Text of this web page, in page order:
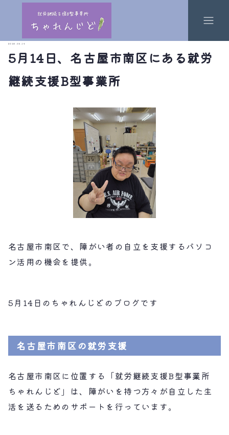
2026.05.14
5月14日、名古屋市南区にある就労
継続支援B型事業所
名古屋市南区で、障がい者の自立を支援するパソコ
ン活用の機会を提供。
5月14日のちゃれんじどのブログです
名古屋市南区の就労支援
名古屋市南区に位置する「就労継続支援B型事業所
ちゃれんじど」は、障がいを持つ方々が自立した生
活を送るためのサポートを行っています。